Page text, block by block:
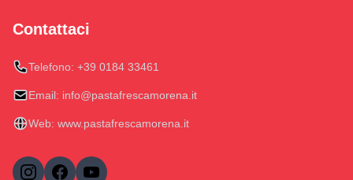
Contattaci
Telefono: +39 0184 33461
Email: info@pastafrescamorena.it
Web: www.pastafrescamorena.it